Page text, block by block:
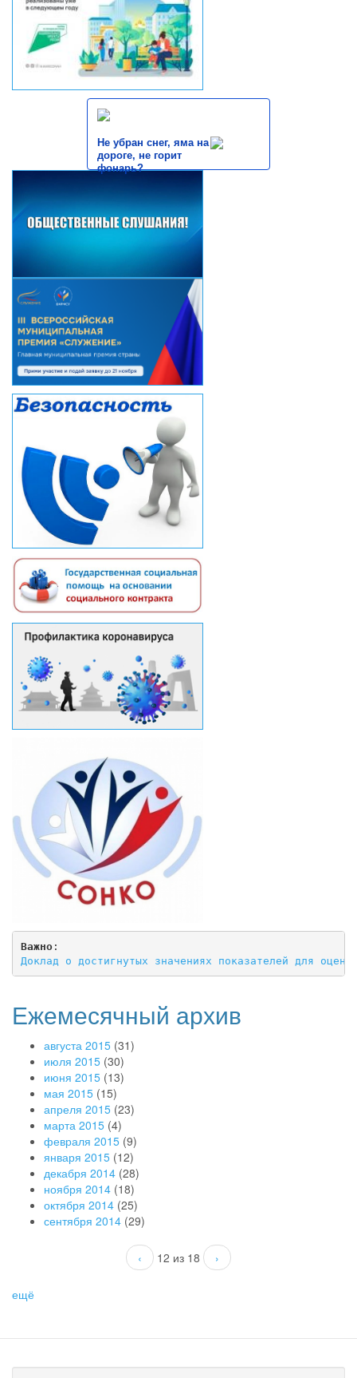
Не убран снег, яма на
дороге, не горит
фонарь?
Важно
Доклад о достигнутых значениях показателей для
Ежемесячный архив
августа 2015 (31)
июля 2015 (30)
июня 2015 (13)
мая 2015 (15)
апреля 2015 (23)
марта 2015 (4)
февраля 2015 (9)
января 2015 (12)
декабря 2014 (28)
ноября 2014 (18)
октября 2014 (25)
сентября 2014 (29)
‹ 12 из 18 ›
ещё